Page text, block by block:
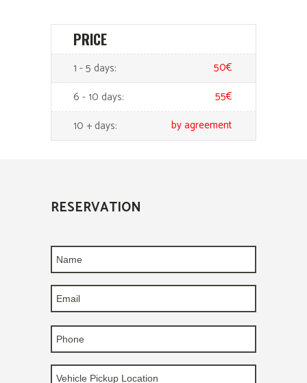
PRICE
1 - 5 days:
50€
6 - 10 days:
55€
10 + days:
by agreement
RESERVATION